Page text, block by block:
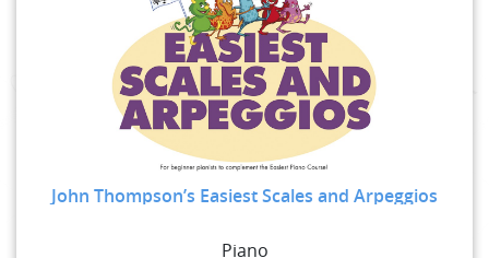
John Thompson’s Easiest Scales and Arpeggios
Piano